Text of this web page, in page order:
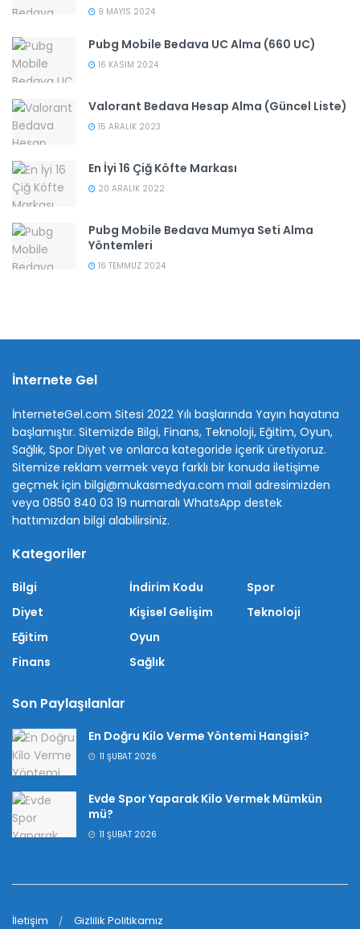
9 MAYIS 2024
Pubg Mobile Bedava UC Alma (660 UC)
16 KASIM 2024
Valorant Bedava Hesap Alma (Güncel Liste)
15 ARALIK 2023
En İyi 16 Çiğ Köfte Markası
20 ARALIK 2022
Pubg Mobile Bedava Mumya Seti Alma
Yöntemleri
16 TEMMUZ 2024
İnternete Gel
İnterneteGel.com Sitesi 2022 Yılı başlarında Yayın hayatına
başlamıştır. Sitemizde Bilgi, Finans, Teknoloji, Eğitim, Oyun,
Sağlık, Spor Diyet ve onlarca kategoride içerik üretiyoruz.
Sitemize reklam vermek veya farklı bir konuda iletişime
geçmek için bilgi@mukasmedya.com mail adresimizden
veya 0850 840 03 19 numaralı WhatsApp destek
hattımızdan bilgi alabilirsiniz.
Kategoriler
Bilgi
Diyet
Eğitim
Finans
İndirim Kodu
Kişisel Gelişim
Oyun
Sağlık
Spor
Teknoloji
Son Paylaşılanlar
En Doğru Kilo Verme Yöntemi Hangisi?
11 ŞUBAT 2026
Evde Spor Yaparak Kilo Vermek Mümkün
mü?
11 ŞUBAT 2026
İletişim Gizlilik Politikamız